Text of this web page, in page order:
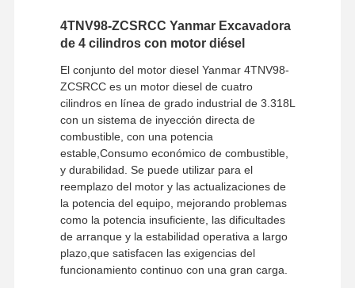
4TNV98-ZCSRCC Yanmar Excavadora
de 4 cilindros con motor diésel
El conjunto del motor diesel Yanmar 4TNV98-
ZCSRCC es un motor diesel de cuatro
cilindros en línea de grado industrial de 3.318L
con un sistema de inyección directa de
combustible, con una potencia
estable,Consumo económico de combustible,
y durabilidad. Se puede utilizar para el
reemplazo del motor y las actualizaciones de
la potencia del equipo, mejorando problemas
como la potencia insuficiente, las dificultades
de arranque y la estabilidad operativa a largo
plazo,que satisfacen las exigencias del
funcionamiento continuo con una gran carga.